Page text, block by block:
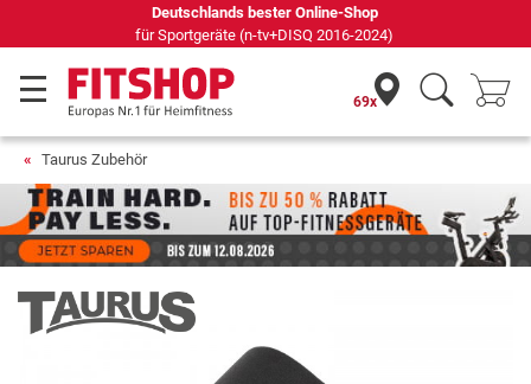
69 Fachmärkte vor Ort mit 75 eigenen Servicetechnikern
69x
Taurus Zubehör